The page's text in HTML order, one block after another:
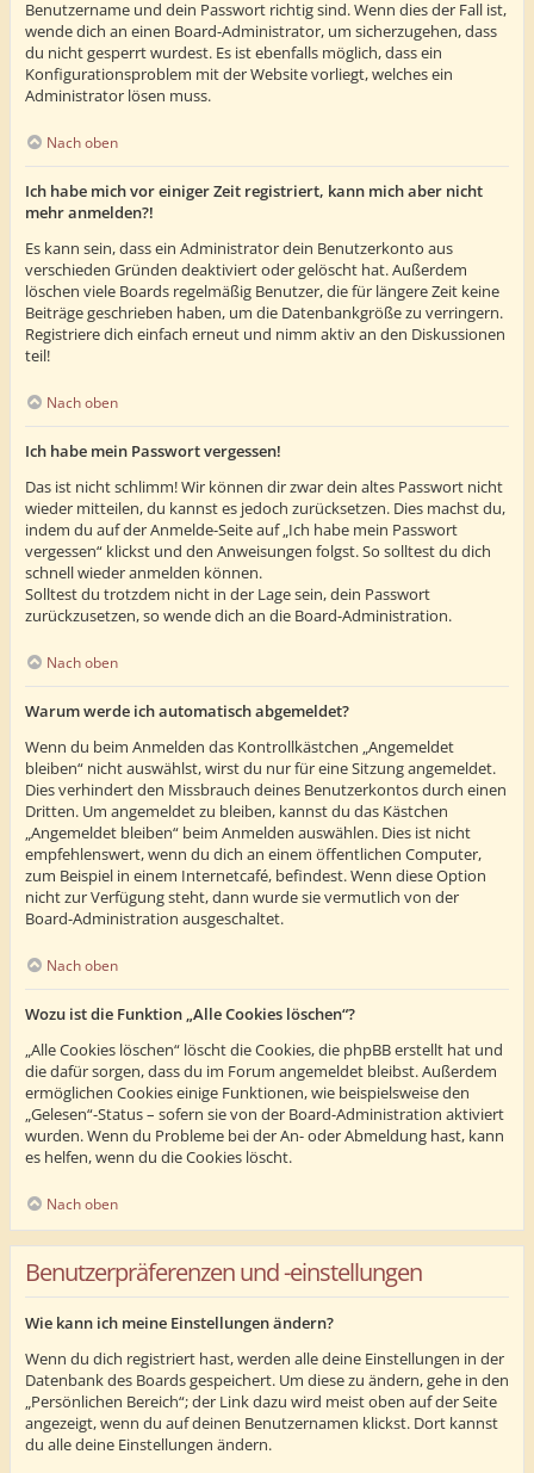
Benutzername und dein Passwort richtig sind. Wenn dies der Fall ist,
wende dich an einen Board-Administrator, um sicherzugehen, dass
du nicht gesperrt wurdest. Es ist ebenfalls möglich, dass ein
Konfigurationsproblem mit der Website vorliegt, welches ein
Administrator lösen muss.
Nach oben
Ich habe mich vor einiger Zeit registriert, kann mich aber nicht
mehr anmelden?!
Es kann sein, dass ein Administrator dein Benutzerkonto aus
verschieden Gründen deaktiviert oder gelöscht hat. Außerdem
löschen viele Boards regelmäßig Benutzer, die für längere Zeit keine
Beiträge geschrieben haben, um die Datenbankgröße zu verringern.
Registriere dich einfach erneut und nimm aktiv an den Diskussionen
teil!
Nach oben
Ich habe mein Passwort vergessen!
Das ist nicht schlimm! Wir können dir zwar dein altes Passwort nicht
wieder mitteilen, du kannst es jedoch zurücksetzen. Dies machst du,
indem du auf der Anmelde-Seite auf „Ich habe mein Passwort
vergessen“ klickst und den Anweisungen folgst. So solltest du dich
schnell wieder anmelden können.
Solltest du trotzdem nicht in der Lage sein, dein Passwort
zurückzusetzen, so wende dich an die Board-Administration.
Nach oben
Warum werde ich automatisch abgemeldet?
Wenn du beim Anmelden das Kontrollkästchen „Angemeldet
bleiben“ nicht auswählst, wirst du nur für eine Sitzung angemeldet.
Dies verhindert den Missbrauch deines Benutzerkontos durch einen
Dritten. Um angemeldet zu bleiben, kannst du das Kästchen
„Angemeldet bleiben“ beim Anmelden auswählen. Dies ist nicht
empfehlenswert, wenn du dich an einem öffentlichen Computer,
zum Beispiel in einem Internetcafé, befindest. Wenn diese Option
nicht zur Verfügung steht, dann wurde sie vermutlich von der
Board-Administration ausgeschaltet.
Nach oben
Wozu ist die Funktion „Alle Cookies löschen“?
„Alle Cookies löschen“ löscht die Cookies, die phpBB erstellt hat und
die dafür sorgen, dass du im Forum angemeldet bleibst. Außerdem
ermöglichen Cookies einige Funktionen, wie beispielsweise den
„Gelesen“-Status – sofern sie von der Board-Administration aktiviert
wurden. Wenn du Probleme bei der An- oder Abmeldung hast, kann
es helfen, wenn du die Cookies löscht.
Nach oben
Benutzerpräferenzen und -einstellungen
Wie kann ich meine Einstellungen ändern?
Wenn du dich registriert hast, werden alle deine Einstellungen in der
Datenbank des Boards gespeichert. Um diese zu ändern, gehe in den
„Persönlichen Bereich“; der Link dazu wird meist oben auf der Seite
angezeigt, wenn du auf deinen Benutzernamen klickst. Dort kannst
du alle deine Einstellungen ändern.